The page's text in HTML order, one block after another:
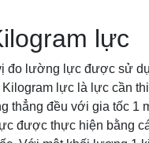
lực
đo lường lực được sử
lực là lực cần
thẳng đều với gia tốc 1
được thực hiện bằng